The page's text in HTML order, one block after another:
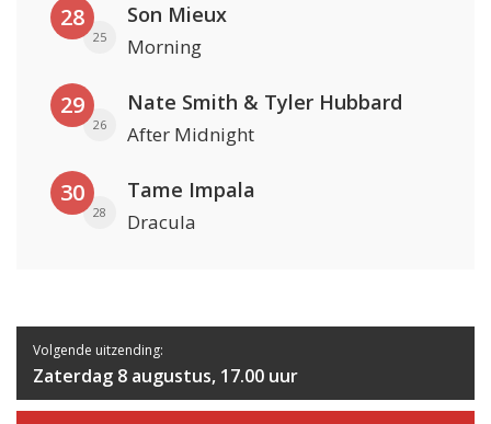
28
25
Son Mieux
Morning
29
26
Nate Smith & Tyler Hubbard
After Midnight
30
28
Tame Impala
Dracula
Volgende uitzending:
Zaterdag 8 augustus, 17.00 uur